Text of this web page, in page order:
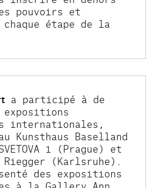
pouvoirs et
étape de la
a participé à de
expositions
internationales,
Kunsthaus Baselland
1 (Prague) et
Riegger (Karlsruhe).
des expositions